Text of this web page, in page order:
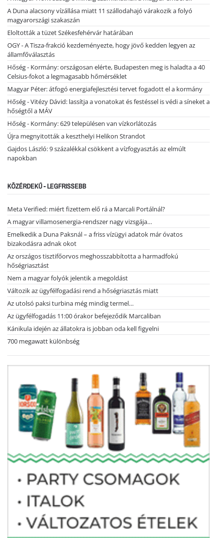
A Duna alacsony vízállása miatt 11 szállodahajó várakozik a folyó
magyarországi szakaszán
Eloltották a tüzet Székesfehérvár határában
OGY - A Tisza-frakció kezdeményezte, hogy jövő kedden legyen az
államfőválasztás
Hőség - Kormány: országosan elérte, Budapesten meg is haladta a 40
Celsius-fokot a legmagasabb hőmérséklet
Magyar Péter: átfogó energiafejlesztési tervet fogadott el a kormány
Hőség - Vitézy Dávid: lassítja a vonatokat és festéssel is védi a síneket a
hőségtől a MÁV
Hőség - Kormány: 629 településen van vízkorlátozás
Újra megnyitották a keszthelyi Helikon Strandot
Gajdos László: 9 százalékkal csökkent a vízfogyasztás az elmúlt
napokban
KÖZÉRDEKŰ - LEGFRISSEBB
Meta Verified: miért fizettem elő rá a Marcali Portálnál?
A magyar villamosenergia-rendszer nagy vizsgája…
Emelkedik a Duna Paksnál – a friss vízügyi adatok már óvatos
bizakodásra adnak okot
Az országos tisztifőorvos meghosszabbította a harmadfokú
hőségriasztást
Nem a magyar folyók jelentik a megoldást
Változik az ügyfélfogadási rend a hőségriasztás miatt
Az utolsó paksi turbina még mindig termel…
Az ügyfélfogadás 11:00 órakor befejeződik Marcaliban
Kánikula idején az állatokra is jobban oda kell figyelni
700 megawatt különbség